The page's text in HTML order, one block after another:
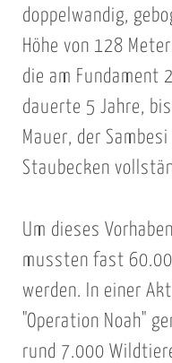
doppelwandig,
Höhe von 128
die am Fundament
dauerte 5 Jahre,
Mauer, der
Staubecken
Um dieses
mussten fast
werden. In einer
"Operation Noah"
rund 7.000